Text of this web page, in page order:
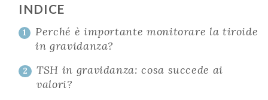
INDICE
1
Perché è importante monitorare la tiroide
in gravidanza?
2
TSH in gravidanza: cosa succede ai
valori?